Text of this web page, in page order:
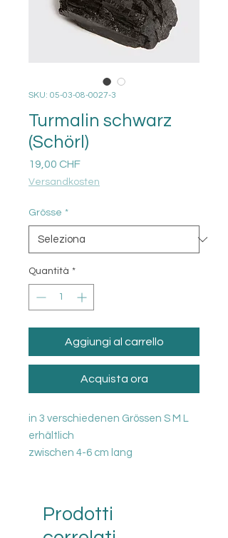
SKU: 05-03-08-0027-3
Turmalin schwarz
(Schörl)
19,00 CHFPrezzo
Versandkosten
Grösse *
Quantità *
Aggiungi al carrello
Acquista ora
in 3 verschiedenen Grössen S M L
erhältlich
zwischen 4-6 cm lang
Prodotti